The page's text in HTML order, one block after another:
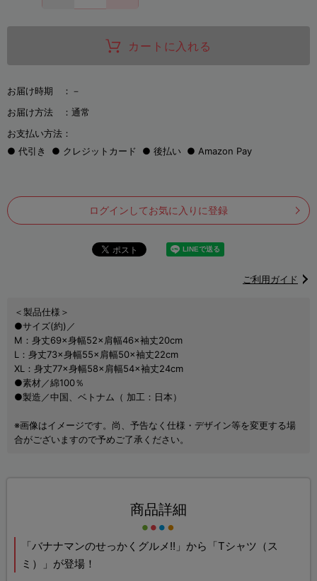
カートに入れる
お届け時期 ： －
お届け方法 ： 通常
お支払い方法：
代引き
クレジットカード 後払い Amazon Pay
ログインしてお気に入りに登録
ご利用ガイド
＜製品仕様＞
●サイズ(約)／
M：身丈69×身幅52×肩幅46×袖丈20cm
L：身丈73×身幅55×肩幅50×袖丈22cm
XL：身丈77×身幅58×肩幅54×袖丈24cm
●素材／綿100％
●製造／中国、ベトナム（ 加工：日本）
※画像はイメージです。尚、予告なく仕様・デザイン等を変更する場
合がございますので予めご了承ください。
商品詳細
「バナナマンのせっかくグルメ!!」から「Tシャツ（ス
ミ）」が登場！